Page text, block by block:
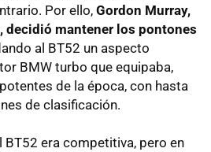
Por ello, Gordon Murray,
decidió mantener los pontones
al BT52 un aspecto
BMW turbo que equipaba,
de la época, con hasta
de clasificación.
BT52 era competitiva, pero en